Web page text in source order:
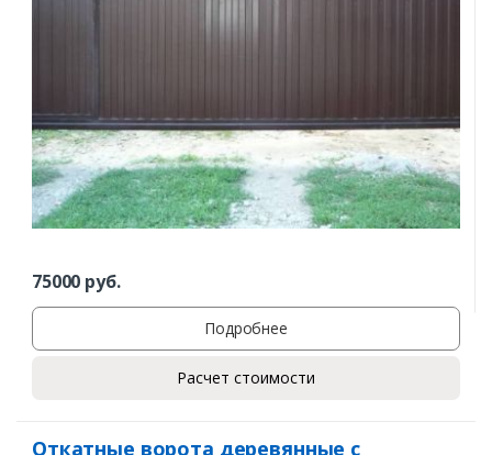
75000 руб.
Подробнее
Расчет стоимости
Откатные ворота деревянные с